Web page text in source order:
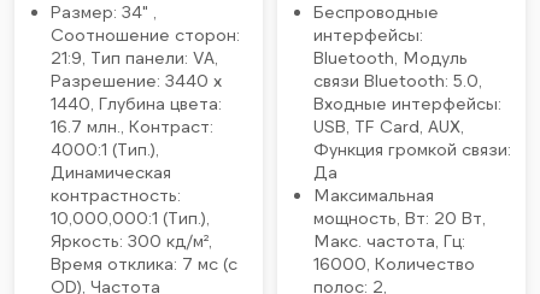
Размер: 34" ,
Соотношение сторон:
21:9, Тип панели: VA,
Разрешение: 3440 x
1440, Глубина цвета:
16.7 млн., Контраст:
4000:1 (Тип.),
Динамическая
контрастность:
10,000,000:1 (Тип.),
Яркость: 300 кд/м²,
Время отклика: 7 мс (с
OD), Частота
Беспроводные
интерфейсы:
Bluetooth, Модуль
связи Bluetooth: 5.0,
Входные интерфейсы:
USB, TF Card, AUX,
Функция громкой связи:
Да
Максимальная
мощность, Вт: 20 Вт,
Макс. частота, Гц:
16000, Количество
полос: 2,